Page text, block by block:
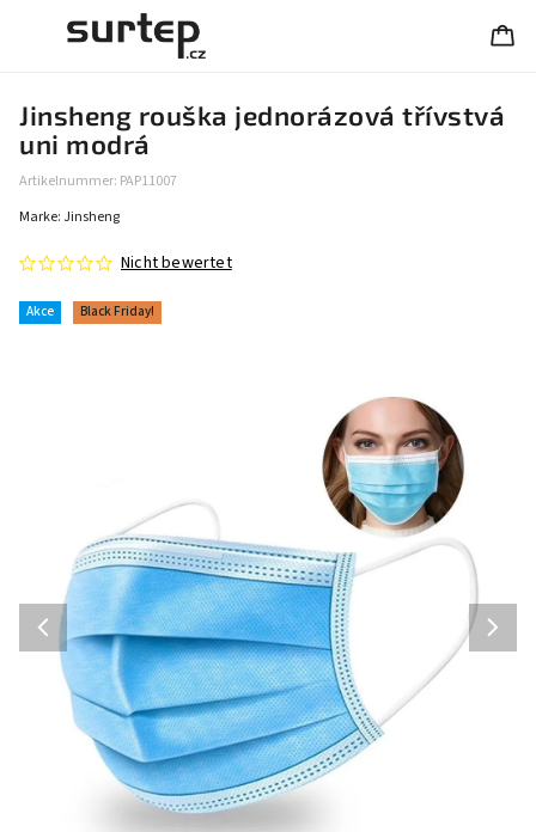
Jinsheng rouška jednorázová třívstvá
uni modrá
Artikelnummer: PAP11007
Akce Black Friday!
Nicht bewertet
Marke:Jinsheng